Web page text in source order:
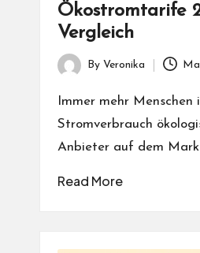
Ökostromtarife
Vergleich
Posted
by
By Veronika
Immer mehr
Stromverbrauch
Anbieter auf dem
Read More